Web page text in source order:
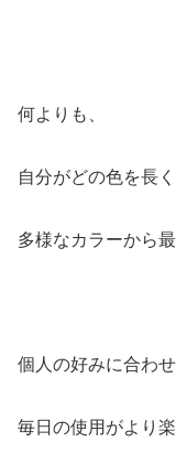
何よりも、
自分がどの色を長
多様なカラーから
個人の好みに合わ
毎日の使用がより楽